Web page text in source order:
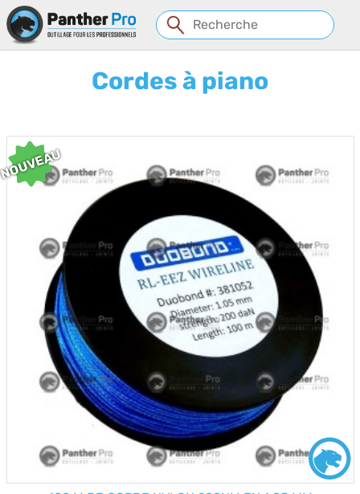
Cordes à piano
Panneau de gestion des cookies